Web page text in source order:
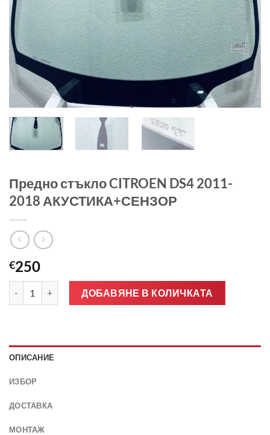
Предно стъкло CITROEN DS4 2011-
2018 АКУСТИКА+СЕНЗОР
€250
количество за Предно стъкло CITROEN DS4 2011-2018
ДОБАВЯНЕ В КОЛИЧКАТА
ОПИСАНИЕ
ИЗБОР
ДОСТАВКА
МОНТАЖ